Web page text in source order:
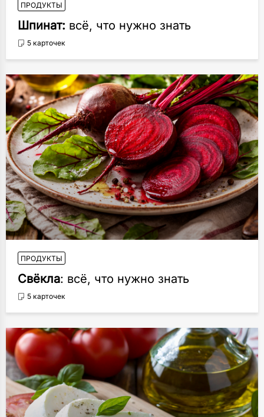
ПРОДУКТЫ
Шпинат: всё, что нужно знать
5 карточек
ПРОДУКТЫ
Свёкла: всё, что нужно знать
5 карточек